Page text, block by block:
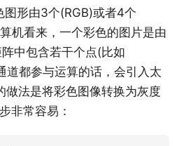
形由3个(RGB)或者4个
机看来，一个彩色的图片是由
中包含若干个点(比如
都参与运算的话，会引入太
做法是将彩色图像转换为灰度
非常容易：